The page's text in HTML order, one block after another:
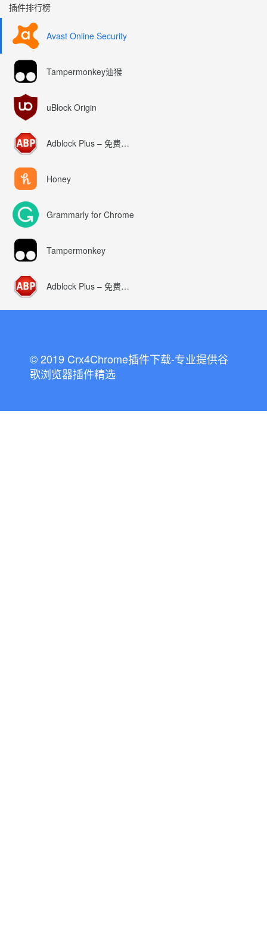
插件排行榜
Avast Online Security
Tampermonkey油猴
uBlock Origin
Adblock Plus – 免费的广告拦截器
Honey
Grammarly for Chrome
Tampermonkey
Adblock Plus – 免费的广告拦截器
© 2019 Crx4Chrome插件下载-专业提供谷
歌浏览器插件精选